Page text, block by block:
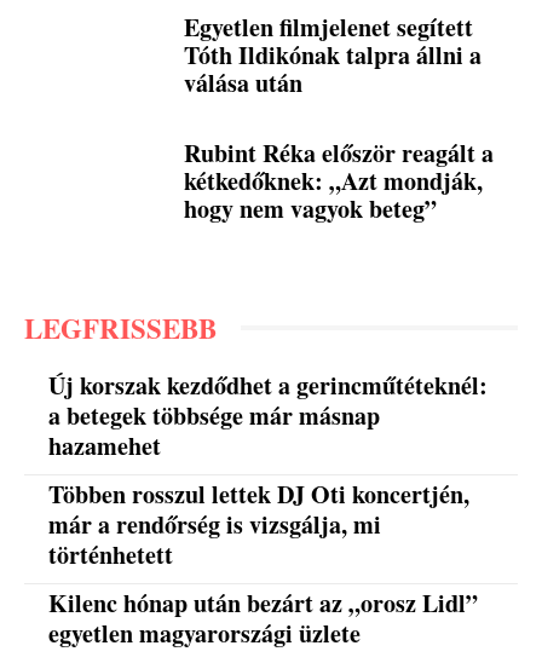
Egyetlen filmjelenet segített
Tóth Ildikónak talpra állni a
válása után
Rubint Réka először reagált a
kétkedőknek: „Azt mondják,
hogy nem vagyok beteg”
LEGFRISSEBB
Új korszak kezdődhet a gerincműtéteknél:
a betegek többsége már másnap
hazamehet
Többen rosszul lettek DJ Oti koncertjén,
már a rendőrség is vizsgálja, mi
történhetett
Kilenc hónap után bezárt az „orosz Lidl”
egyetlen magyarországi üzlete